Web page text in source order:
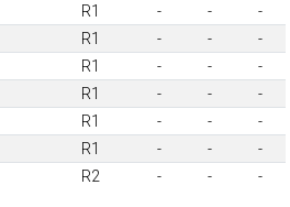
R1 - -
-
R1 - -
-
R1 - -
-
R1 - -
-
R1 - -
-
R1 - -
-
R2 - - -